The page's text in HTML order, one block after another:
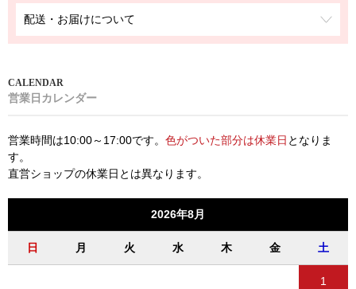
配送・お届けについて
営業日カレンダー
営業時間は10:00～17:00です。 色がついた部分は休業日 となりま
す。
直営ショップの休業日とは異なります。
2026年8月
日 月 火 水 木 金 土
1